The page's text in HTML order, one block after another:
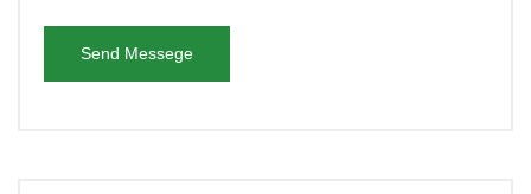
Send Messege